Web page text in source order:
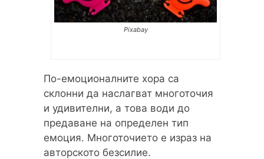
Pixabay
По-емоционалните хора са
склонни да наслагват многоточия
и удивителни, а това води до
предаване на определен тип
емоция. Многоточието е израз на
авторското безсилие.